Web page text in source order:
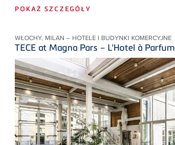
POKAŻ SZCZEGÓŁY
WŁOCHY, MILAN – HOTELE I BUDYNKI KOMERCYJNE
TECE at Magna Pars – L'Hotel à Parfum